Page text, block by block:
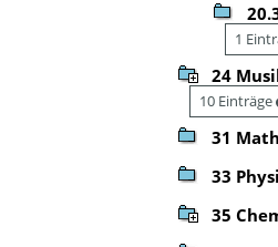
1
24
10 Einträge
31
33
35